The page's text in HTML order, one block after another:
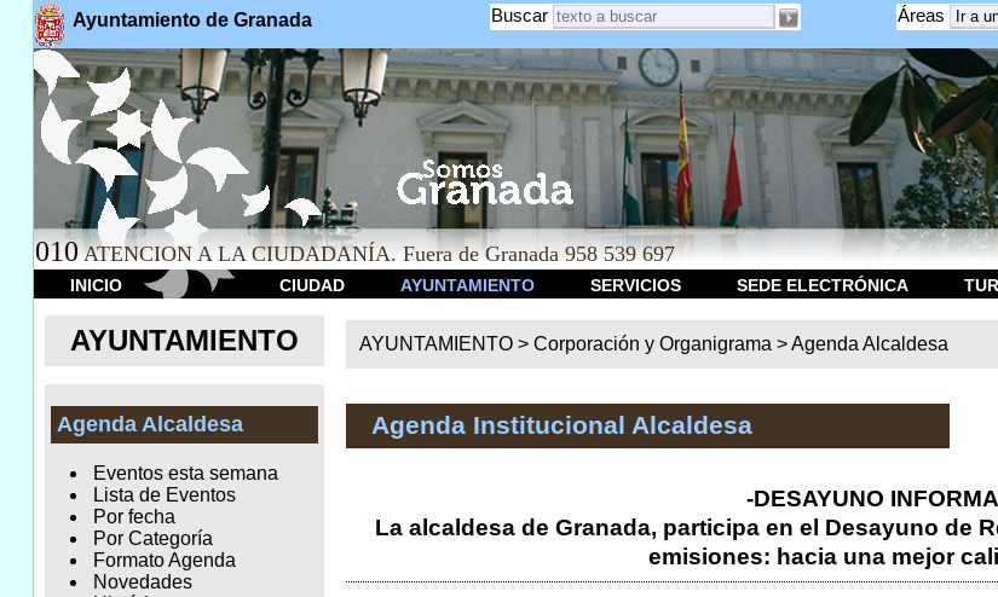
Ayuntamiento de Granada Áreas
Buscar
010 ATENCION A LA CIUDADANÍA. Fuera de Granada 958 539 697
INICIO CIUDAD AYUNTAMIENTO SERVICIOS SEDE ELECTRÓNICA
AYUNTAMIENTO
Agenda Alcaldesa
Eventos esta semana
Lista de Eventos
Por fecha
Por Categoría
Formato Agenda
Novedades
AYUNTAMIENTO >Corporación y Organigrama >Agenda Alcaldesa
Agenda Institucional Alcaldesa
-DESAYUNO
La alcaldesa de Granada, participa en el Desayuno de
emisiones: hacia una mejor